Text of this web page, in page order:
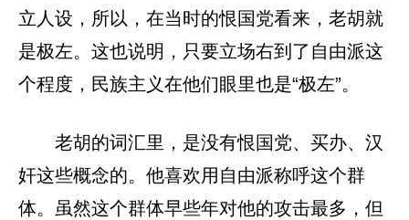
立人设，所以，在当时的恨国党看来，老胡就
是极左。这也说明，只要立场右到了自由派这
个程度，民族主义在他们眼里也是“极左”。
老胡的词汇里，是没有恨国党、买办、汉
奸这些概念的。他喜欢用自由派称呼这个群
体。虽然这个群体早些年对他的攻击最多，但